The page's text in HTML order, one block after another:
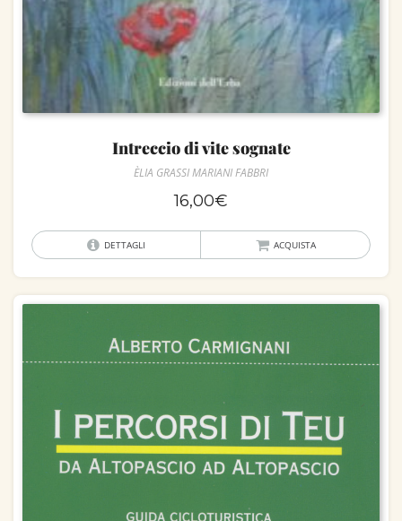
Intreccio di vite sognate
ÈLIA GRASSI MARIANI FABBRI
16,00€
DETTAGLI ACQUISTA